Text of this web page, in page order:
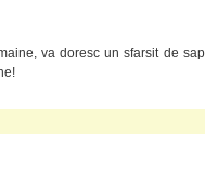
va doresc un sfarsit de